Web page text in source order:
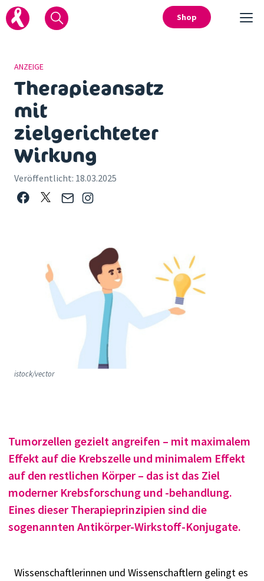
Shop
ANZEIGE
Therapieansatz
mit
zielgerichteter
Wirkung
Veröffentlicht: 18.03.2025
istock/vector
Tumorzellen gezielt angreifen – mit maximalem
Effekt auf die Krebszelle und minimalem Effekt
auf den restlichen Körper – das ist das Ziel
moderner Krebsforschung und -behandlung.
Eines dieser Therapieprinzipien sind die
sogenannten Antikörper-Wirkstoff-Konjugate.
Wissenschaftlerinnen und Wissenschaftlern gelingt es